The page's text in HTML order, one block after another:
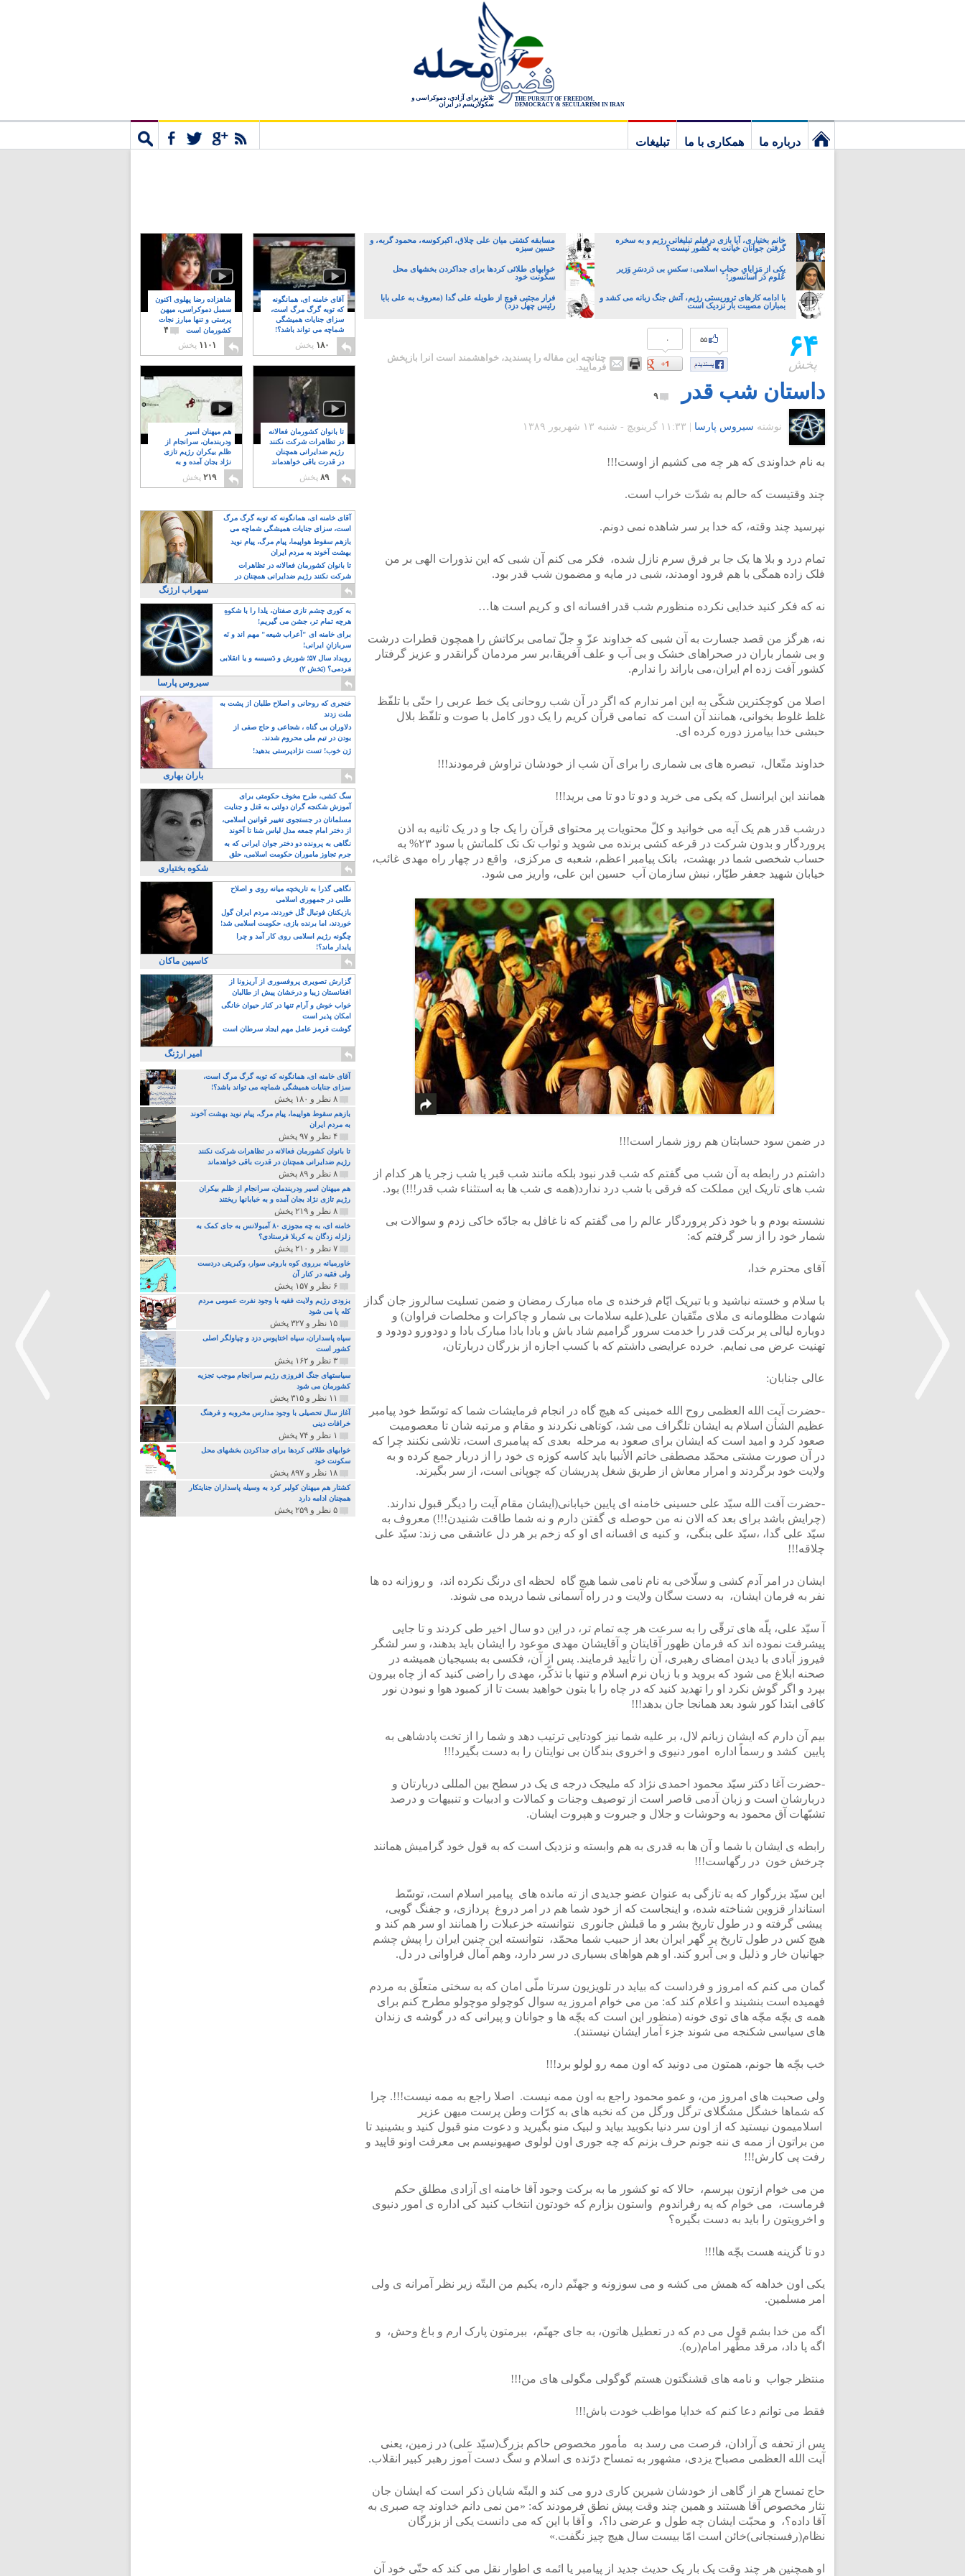
THE PURSUIT OF FREEDOM,
DEMOCRACY & SECULARISM IN IRAN
تلاش برای آزادی، دموکراسی و
سکولاریسم در ایران
درباره ما همکاری با ما
تبلیغات
خانم بختیاری، آیا بازی درفیلم تبلیغاتی رژیم و به سخره
گرفتن جوانان خیانت به کشور نیست؟
مسابقه کشتی میان علی چلاق، اکبرکوسه، محمود گربه، و
حسین سبزه
یکی از مَزایایِ حجابِ اسلامی: سکسِ بی دَردسَرِ وَزیر
عُلوم دَر آسانسور!
خوابهای طلائی کردها برای جداکردن بخشهای محل
سکونت خود
با ادامه کارهای تروریستی رژیم، آتش جنگ زبانه می کشد و
بمباران مصیبت بار نزدیک است
فرار مجتبی قوچ از طویله علی گدا (معروف به علی بابا
رئیس چهل دزد)
۶۴
پخش
۰ ۵۵
چنانچه این مقاله را پسندید، خواهشمند است آنرا بازپخش
فرمایید.
داستان شب قدر ۹
نوشته سیروس پارسا ۱۱:۳۳ گرينويچ - شنبه ۱۳ شهریور ۱۳۸۹
به نام خداوندی که هر چه می کشیم از اوست!!!
چند وقتیست که حالم به شدّت خراب است.
نپرسید چند وقته، که خدا بر سر شاهده نمی دونم.
تمام درد و بلا ها یک جا بر فرق سرم نازل شده، فکر می کنم آن شبی که این نذورات الهی بر من
فلک زاده همگی با هم فرود اومدند، شبی در مایه و مضمون شب قدر بود.
نه که فکر کنید خدایی نکرده منظورم شب قدر افسانه ای و کریم است ها…
نه، هرگز من قصد جسارت به آن شبی که خداوند عزّ و جلّ تمامی برکاتش را همچون قطرات درشت
و بی شمار باران در صحراهای خشک و بی آب و علف آفریقا،بر سر مردمان گرانقدر و عزیز گرفتار
کشور آفت زده ام ایران،می باراند را ندارم.
اصلا من کوچکترین شکّی به این امر ندارم که اگر در آن شب روحانی یک خط عربی را حتّی با تلفّظ
غلط غلوط بخوانی، همانند آن است که تمامی قرآن کریم را یک دور کامل با صوت و تلفّظ بلال
حبشی خدا بیامرز دوره کرده ای.
خداوند متّعال، تبصره های بی شماری را برای آن شب از خودشان تراوش فرمودند!!!
همانند این ایرانسل که یکی می خرید و دو تا دو تا می برید!!!
درشب قدر هم یک آیه می خوانید و کلّ محتویات پر محتوای قرآن را یک جا و در یک ثانیه به اذن
پروردگار و بدون شرکت در قرعه کشی برنده می شوید و ثواب تک تک کلماتش با سود ۲۳% به
حساب شخصی شما در بهشت، بانک پیامبر اعظم، شعبه ی مرکزی، واقع در چهار راه مهدی غائب،
خیابان شهید جعفر طیّار، نبش سازمان آب حسین ابن علی، واریز می شود.
در ضمن سود حسابتان هم روز شمار است!!!
داشتم در رابطه به آن شب می گفتم که شب قدر نبود بلکه مانند شب قبر یا شب زجر یا هر کدام از
شب های تاریک این مملکت که فرقی با شب درد ندارد(همه ی شب ها به استثناء شب قدر!!!) بود.
نشسته بودم و با خود ذکر پروردگار عالم را می گفتم که نا غافل به جادّه خاکی زدم و سوالات بی
شمار خود را از سر گرفتم که:
آقای محترم خدا،
با سلام و خسته نباشید و با تبریک ایّام فرخنده ی ماه مبارک رمضان و ضمن تسلیت سالروز جان گداز
شهادت مظلومانه ی ملای متّقیان علی(علیه سلامات بی شمار و چاکرات و مخلصات فراوان) و
دوباره لیالی پر برکت قدر را خدمت سرور گرامیم شاد باش و بادا بادا مبارک بادا و دودورو دودود و
تهنیت عرض می نمایم. خرده عرایضی داشتم که با کسب اجازه از بزرگان دربارتان،
عالی جنابان:
-حضرت آیت الله العظمی روح الله خمینی که هیچ گاه در انجام فرمایشات شما که توسّط خود پیامبر
عظیم الشأن اسلام به ایشان تلگراف می شد، کوتاهی نکردند و مقام و مرتبه شان تا معصومیت
صعود کرد و امید است که ایشان برای صعود به مرحله بعدی که پیامبری است، تلاشی نکنند چرا که
در آن صورت مشتی محمّد مصطفی خاتم الأنبیا باید کاسه کوزه ی خود را از دربار جمع کرده و به
ولایت خود برگردند و امرار معاش از طریق شغل پدریشان که چوپانی است، از سر بگیرند.
-حضرت آفت الله سیّد علی حسینی خامنه ای پایین خیابانی(ایشان مقام آیت را دیگر قبول ندارند.
(چرایش باشد برای بعد که الان نه من حوصله ی گفتن دارم و نه شما طاقت شنیدن!!!) معروف به
سیّد علی گدا، ،سیّد علی بنگی، و کنیه ی افسانه ای او که زخم بر هر دل عاشقی می زند: سیّد علی
چلاقه!!!
ایشان در امر آدم کشی و سلّاخی به نام نامی شما هیچ گاه لحظه ای درنگ نکرده اند، و روزانه ده ها
نفر به فرمان ایشان، به دست سگان ولایت و در راه آسمانی شما دریده می شوند.
آ سیّد علی، پلّه های ترقّی را به سرعت هر چه تمام تر، در این دو سال اخیر طی کردند و تا جایی
پیشرفت نموده اند که فرمان ظهور آقایتان و آقایشان مهدی موعود را ایشان باید بدهند، و سر لشگر
فیروز آبادی با دیدن امضای رهبری، آن را تأیید فرمایند. پس از آن، فکسی به بسیجیان همیشه در
صحنه ابلاغ می شود که بروید و با زبان نرم اسلام و تنها با تذکّر، مهدی را راضی کنید که از چاه بیرون
بپرد و اگر گوش نکرد او را تهدید کنید که در چاه را با بتون خواهید بست تا از کمبود هوا و نبودن نور
کافی ابتدا کور شود بعد همانجا جان بدهد!!!
بیم آن دارم که ایشان زبانم لال، بر علیه شما نیز کودتایی ترتیب دهد و شما را از تخت پادشاهی به
پایین کشد و رسماً اداره امور دنیوی و اخروی بندگان بی نوایتان را به دست بگیرد!!!
-حضرت آغا دکتر سیّد محمود احمدی نژاد که ملیجک درجه ی یک در سطح بین المللی دربارتان و
دربارشان است و زبان آدمی قاصر است از توصیف وجنات و کمالات و ادبیات و تنبیهات و درصد
تشبّهات آق محمود به وحوشات و جلال و جبروت و هپروت ایشان.
رابطه ی ایشان با شما و آن ها به قدری به هم وابسته و نزدیک است که به قول خود گرامیش همانند
چرخش خون در رگهاست!!!
این سیّد بزرگوار که به تازگی به عنوان عضو جدیدی از ته مانده های پیامبر اسلام است، توسّط
استاندار قزوین شناخته شده، و اینجاست که از خود شما هم در امر دروغ پردازی، و جفنگ گویی،
پیشی گرفته و در طول تاریخ بشر و ما قبلش جانوری نتوانسته خزعبلات را همانند او سر هم کند و
هیچ کس در طول تاریخ پر گهر ایران بعد از حبیب شما محمّد، نتوانسته این چنین ایران را پیش چشم
جهانیان خار و ذلیل و بی آبرو کند. او هم هواهای بسیاری در سر دارد، وهم آمال فراوانی در دل.
گمان می کنم که امروز و فرداست که بیاید در تلویزیون سرتا ملّی امان که به سختی متعلّق به مردم
فهمیده است بنشیند و اعلام کند که: من می خوام امروز یه سوال کوچولو موچولو مطرح کنم برای
همه ی بچّه مچّه های توی خونه (منظور این است که بچّه ها و جوانان و پیرانی که در گوشه ی زندان
های سیاسی شکنجه می شوند جزء آمار ایشان نیستند).
خب بچّه ها جونم، همتون می دونید که اون ممه رو لولو برد!!!
ولی صحبت های امروز من، و عمو محمود راجع به اون ممه نیست. اصلا راجع به ممه نیست!!!. چرا
که شماها خشگل مشگلای ترگل ورگل من که نخبه های به کرّات وطن پرست میهن عزیر
اسلامیمون نیستید که از اون سر دنیا بکوبید بیاید و لبیک منو بگیرید و دعوت منو قبول کنید و بشینید تا
من براتون از ممه ی ننه جونم حرف بزنم که چه جوری اون لولوی صهیونیسم بی معرفت اونو قاپید و
رفت پی کارش!!!
من می خوام ازتون بپرسم، حالا که تو کشور ما به برکت وجود آقا خامنه ای آزادی مطلق حکم
فرماست، می خوام که یه رفراندوم واستون بزارم که خودتون انتخاب کنید کی اداره ی امور دنیوی
و اخرویتون را باید به دست بگیره؟
دو تا گزینه هست بچّه ها!!!
یکی اون خداهه که همش می کشه و می سوزونه و جهنّم داره، یکیم من البتّه زیر نظر آمرانه ی ولی
امر مسلمین.
اگه من خدا بشم قول می دم که در تعطیل هاتون، به جای جهنّم، ببرمتون پارک ارم و باغ وحش، و
اگه پا داد، مرقد مطّهر امام(ره).
منتظر جواب و نامه های قشنگتون هستم گوگولی مگولی های من!!!
فقط می توانم دعا کنم که خدایا مواظب خودت باش!!!
پس از تحفه ی آرادان، فرصت می رسد به مأمور مخصوص حاکم بزرگ(سیّد علی) در زمین، یعنی
آیت الله العظمی مصباح یزدی، مشهور به تمساح درّنده ی اسلام و سگ دست آموز رهبر کبیر انقلاب.
حاج تمساح هر از گاهی از خودشان شیرین کاری درو می کند و البتّه شایان ذکر است که ایشان جان
نثار مخصوص آقا هستند و همین چند وقت پیش نطق فرمودند که: «من نمی دانم خداوند چه صبری به
آقا داده؟، و محبّت ایشان چه طول و عرضی دا؟، و آقا با این که می دانست یکی از بزرگان
نظام(رفسنجانی)خائن است امّا بیست سال هیچ چیز نگفت.»
او همچنین هر چند وقت یک بار یک حدیث جدید از پیامبر یا ائمه ی اطوار نقل می کند که حتّی خود آن
شاهزاده رضا پهلوی اکنون
سمبل دموکراسی، میهن
پرستی و تنها مبارز نجات
کشورمان است
۴
۱۱۰۱ پخش
آقای خامنه ای، همانگونه
که توبه گرگ مرگ است،
سزای جنایات همیشگی
شماچه می تواند باشد؟!
۸
۱۸۰ پخش
هم میهنان اسیر
ودربندمان، سرانجام از
ظلم بیکران رژیم تازی
نژاد بجان آمده و به
۲۱۹ پخش
تا بانوان کشورمان فعالانه
در تظاهرات شرکت نکنند
رژیم ضدایرانی همچنان
در قدرت باقی خواهدماند
۸
۸۹ پخش
آقای خامنه ای، همانگونه که توبه گرگ مرگ
است، سزای جنایات همیشگی شماچه می
تواند باشد؟!
بازهم سقوط هواپیما، پیام مرگ، پیام نوید
بهشت آخوند به مردم ایران
تا بانوان کشورمان فعالانه در تظاهرات
شرکت نکنند رژیم ضدایرانی همچنان در
قدرت باقی خواهدماند
سهراب ارژنگ
به کوری چشم تازی صفتان، یلدا را با شکوهِ
هرچه تمام تر، جشن می گیریم!
برای خامنه ای "اَعراب شیعه" مهم اند و نَه
سربازانِ ایرانی!
رویداد سال ۵۷؛ شورش و دَسیسه و یا انقلابی
مَردمی؟ (بَخش ۲)
سیروس پارسا
خنجری که روحانی و اصلاح طلبان از پشت به
ملت زدند
دلاوران بی گناه ، شجاعی و حاج صفی از
بودن در تیم ملی محروم شدند.
ژن خوب! تست نژادپرستی بدهید!
باران بهاری
سگ کشی، طرح مخوف حکومتی برای
آموزش شکنجه گران دولتی به قتل و جنایت
بیشتر
مسلمانان در جستجوی تغییر قوانین اسلامی،
از دختر امام جمعه مدل لباس شنا تا آخوند
مسلمان همجنسگرا!
نگاهی به پرونده دو دختر جوان ایرانی که به
جرم تجاوز ماموران حکومت اسلامی، حلق
آویز شدند!
شکوه بختیاری
نگاهی گذرا به تاریخچه میانه روی و اصلاح
طلبی در جمهوری اسلامی
بازیکنان فوتبال گًل خوردند، مردم ایران گول
خوردند، اما برنده بازی، حکومت اسلامی شد!
چگونه رژیم اسلامی روی کار آمد و چرا
پایدار ماند؟!
کاسپین ماکان
گزارش تصویری پروفسوری از آریزونا از
افغانستان زیبا و درخشان پیش از طالبان
خواب خوش و آرام تنها در کنار حیوان خانگی
امکان پذیر است
گوشت قرمز عامل مهم ایجاد سرطان است
امیر ارژنگ
آقای خامنه ای، همانگونه که توبه گرگ مرگ است،
سزای جنایات همیشگی شماچه می تواند باشد؟!
۸ نظر و ۱۸۰ پخش
بازهم سقوط هواپیما، پیام مرگ، پیام نوید بهشت آخوند
به مردم ایران
۴ نظر و ۹۷ پخش
تا بانوان کشورمان فعالانه در تظاهرات شرکت نکنند
رژیم ضدایرانی همچنان در قدرت باقی خواهدماند
۸ نظر و ۸۹ پخش
هم میهنان اسیر ودربندمان، سرانجام از ظلم بیکران
رژیم تازی نژاد بجان آمده و به خبابانها ریختند
۸ نظر و ۲۱۹ پخش
خامنه ای، به چه مجوزی ۸۰ آمبولانس به جای کمک به
زلزله زدگان به کربلا فرستادی؟
۷ نظر و ۲۱۰ پخش
خاورمیانه برروی کوه باروتی سوار، وکبریتی دردست
ولی فقیه در کنار آن
۶ نظر و ۱۵۷ پخش
بزودی رژیم ولایت فقیه با وجود نفرت عمومی مردم
کله پا می شود
۱۵ نظر و ۳۲۷ پخش
سپاه پاسداران، سپاه اختاپوس دزد و چپاولگر اصلی
کشور است
۳ نظر و ۱۶۲ پخش
سیاستهای جنگ افروزی رژیم سرانجام موجب تجزیه
کشورمان می شود
۱۱ نظر و ۳۱۵ پخش
آغاز سال تحصیلی با وجود مدارس مخروبه و فرهنگ
خرافات دینی
۱ نظر و ۷۴ پخش
خوابهای طلائی کردها برای جداکردن بخشهای محل
سکونت خود
۱۸ نظر و ۸۹۷ پخش
کشتار هم میهنان کولبر کرد به وسیله پاسداران جنایتکار
همچنان ادامه دارد
۵ نظر و ۲۵۹ پخش